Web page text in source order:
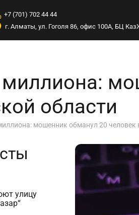
+7 (701) 702 44 44
г. Алматы, ул. Гоголя 86, офис 100А, БЦ
области
мошенник обманул 20 человек
улицу